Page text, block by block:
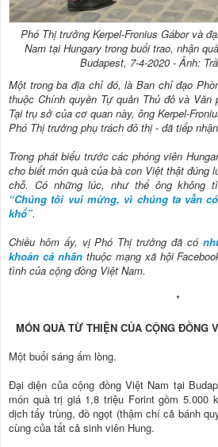
Phó Thị trưởng Kerpel-Fronius Gábor và
Nam tại Hungary trong buổi trao, nhận
Budapest, 7-4-2020 - Ảnh:
Một trong ba địa chỉ đó, là Ban chỉ đạo
thuộc Chính quyền Tự quản Thủ đô và Văn
Tại trụ sở của cơ quan này, ông Kerpel-
Phó Thị trưởng phụ trách đô thị - đã tiếp
Trong phát biểu trước các phóng viên
cho biết món quà của bà con Việt thật đúng
chỗ. Có những lúc, như thể ông không
“Chúng tôi vui mừng, vì chúng ta vẫn
khổ”.
Chiều hôm ấy, vị Phó Thị trưởng đã có
khoản cá nhânthuộc mạng xã hội
tình của cộng đồng Việt Nam.
*
MÓN QUÀ TỪ THIỆN CỦA CỘNG ĐỒNG
Một buổi sáng ấm lòng.
Đại diện của cộng đồng Việt Nam tại
món quà trị giá 1,8 triệu Forint gồm 5.000
dịch tẩy trùng, đồ ngọt (thậm chí cả bánh
cùng của tất cả sinh viên Hung.